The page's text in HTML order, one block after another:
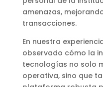
amenazas,
transacciones.
En nuestra
observado cómo la
tecnologías no solo
operativa, sino que